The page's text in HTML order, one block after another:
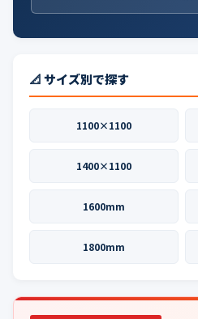
📐 サイズ別で探す
1100×1100
1400×1100
1600mm
1800mm